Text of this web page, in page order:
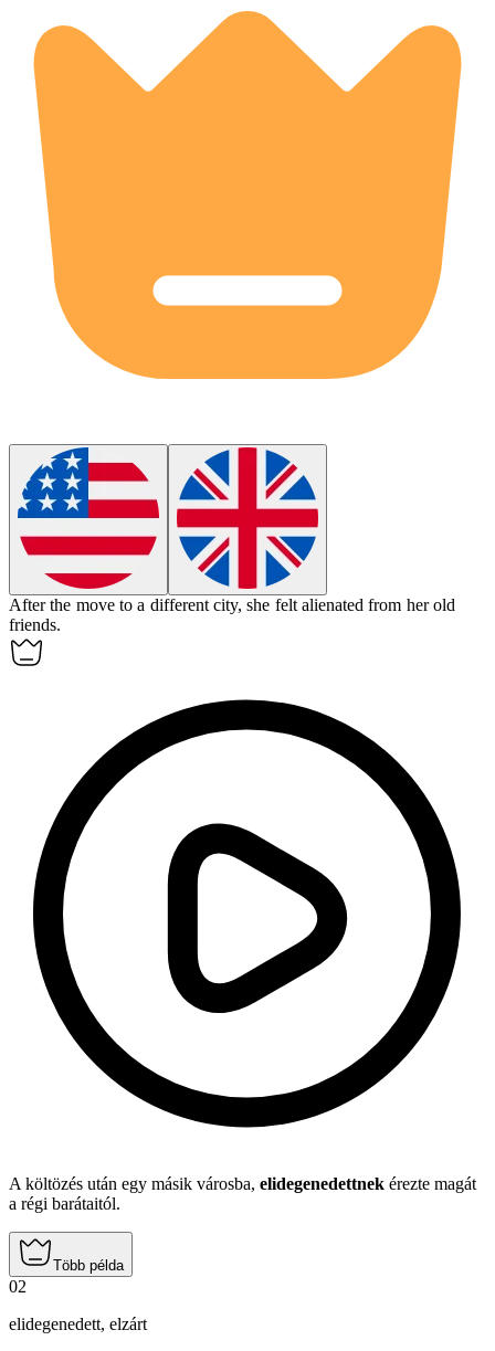
After the move to a different city, she felt alienated from her old
friends.
A költözés után egy másik városba, elidegenedettnek érezte magát
a régi barátaitól.
Több példa
02
elidegenedett, elzárt